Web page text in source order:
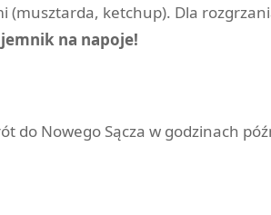
(musztarda, ketchup). Dla
na napoje!
do Nowego Sącza w godzinach